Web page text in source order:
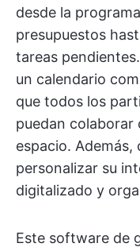
desde la
presupuestos
tareas
un calendario
que todos los
puedan colaborar
espacio. Además,
personalizar su
digitalizado y
Este software de